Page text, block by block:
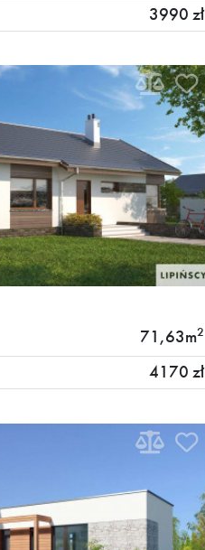
3990 zł
71,63m2
4170 zł